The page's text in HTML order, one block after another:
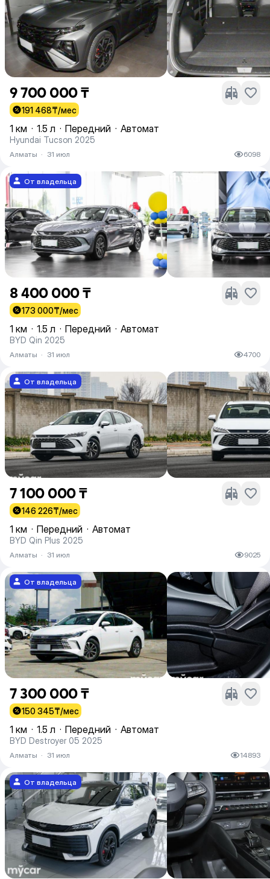
9 700 000 ₸
191 468₸/мес
1 км · 1.5 л · Передний · Автомат
Hyundai Tucson 2025
Алматы · 31 июл 6098
От владельца
8 400 000 ₸
173 000₸/мес
1 км · 1.5 л · Передний · Автомат
BYD Qin 2025
Алматы · 31 июл 4700
От владельца
7 100 000 ₸
146 226₸/мес
1 км · Передний · Автомат
BYD Qin Plus 2025
Алматы · 31 июл 9025
От владельца
7 300 000 ₸
150 345₸/мес
1 км · 1.5 л · Передний · Автомат
BYD Destroyer 05 2025
Алматы · 31 июл 14893
От владельца